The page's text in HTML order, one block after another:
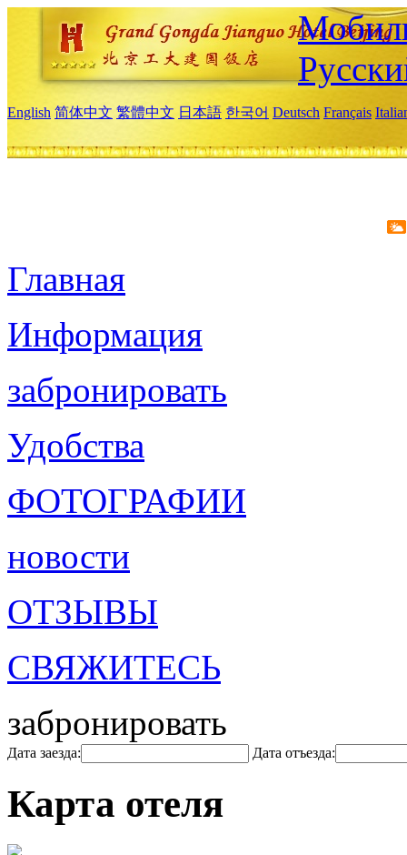
English 简体中文 繁體中文 日本語 한국어 Deutsch Français
Главная
Информация
забронировать
Удобства
ФОТОГРАФИИ
новости
ОТЗЫВЫ
СВЯЖИТЕСЬ
забронировать
Дата заезда: Дата отъезда:
Карта отеля